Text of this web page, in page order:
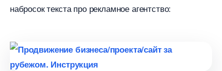
набросок текста про рекламное агентство: